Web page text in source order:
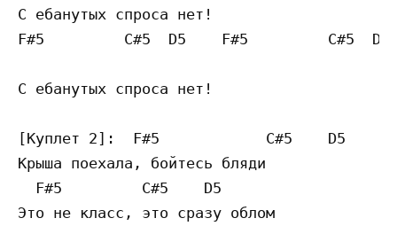
С ебанутых спроса нет!
F#5         C#5  D5    F#5         C#5  D5
С ебанутых спроса нет!
[Куплет 2]:  F#5            C#5    D5
Крыша поехала, бойтесь бляди
  F#5         C#5    D5
Это не класс, это сразу облом